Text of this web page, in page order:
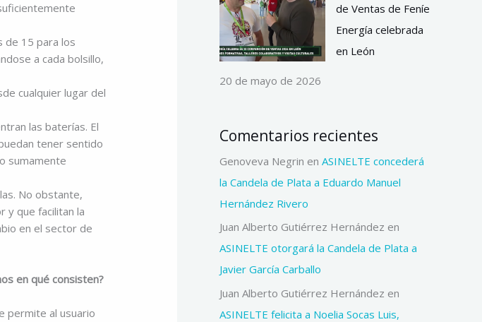
de 15 para los
a cada bolsillo,
cualquier lugar del
las baterías. El
tener sentido
sumamente
No obstante,
y que facilitan la
en el sector de
en qué consisten?
permite al usuario
de Ventas de Feníe
Energía celebrada
en León
20 de mayo de 2026
Comentarios recientes
Genoveva Negrin en ASINELTE concederá
la Candela de Plata a Eduardo Manuel
Hernández Rivero
Juan Alberto Gutiérrez Hernández en
ASINELTE otorgará la Candela de Plata a
Javier García Carballo
Juan Alberto Gutiérrez Hernández en
ASINELTE felicita a Noelia Socas Luis,